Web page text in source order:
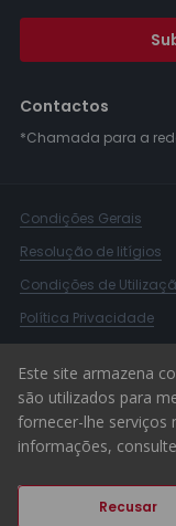
Contactos
*Chamada para a
Condições Gerais
Resolução de litígios
Condições de
Política Privacidade
Canal de Denúncias
© 2026 ERA Portugal
Este site armazena
são utilizados para
fornecer-lhe serviços
informações,
Recusar